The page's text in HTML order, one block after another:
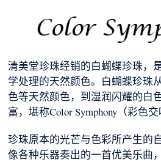
清美堂珍珠经销的白蝴蝶珍珠，
学处理的天然颜色。白蝴蝶珍珠
色等天然颜色，到湿润闪耀的白
富，堪称Color Symphony（彩色交
珍珠原本的光芒与色彩所产生的
像各种乐器奏出的一首优美乐曲